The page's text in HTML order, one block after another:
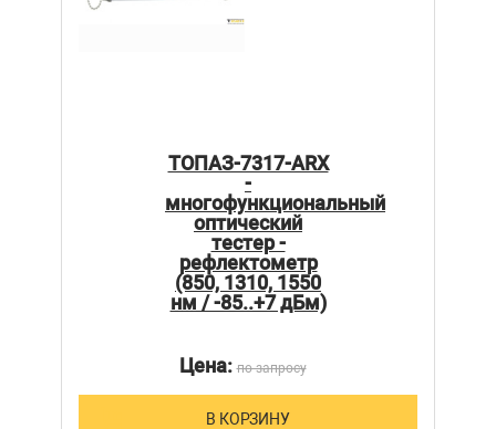
ТОПАЗ-7317-ARX
-
многофункциональный
оптический
тестер -
рефлектометр
(850, 1310, 1550
нм / -85..+7 дБм)
Цена:по запросу
В КОРЗИНУ